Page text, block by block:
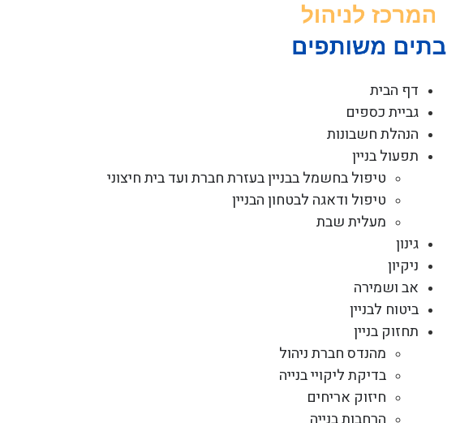
דף הבית
גביית כספים
הנהלת חשבונות
תפעול בניין
טיפול בחשמל בבניין בעזרת חברת ועד בית חיצוני
טיפול ודאגה לבטחון הבניין
מעלית שבת
גינון
ניקיון
אב ושמירה
ביטוח לבניין
תחזוק בניין
מהנדס חברת ניהול
בדיקת ליקויי בנייה
חיזוק אריחים